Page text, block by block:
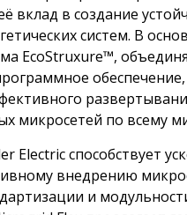
вклад в создание
систем. В
EcoStruxure™,
микросетей по всему
Electric способствует
внедрению
и